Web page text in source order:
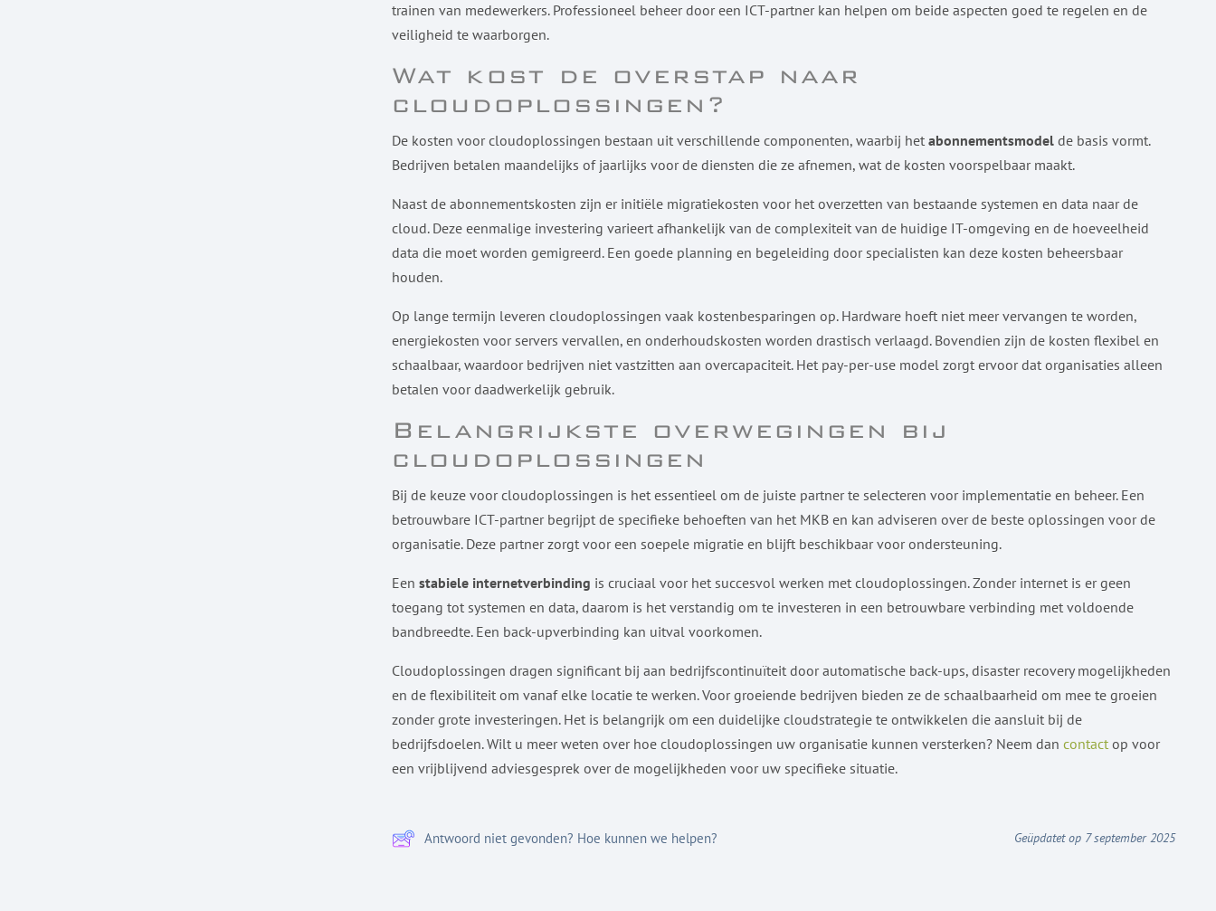
trainen van medewerkers. Professioneel beheer door een ICT-partner kan helpen om beide aspecten goed te regelen en de
veiligheid te waarborgen.
Wat kost de overstap naar
cloudoplossingen?
De kosten voor cloudoplossingen bestaan uit verschillende componenten, waarbij hetabonnementsmodel de basis vormt.
Bedrijven betalen maandelijks of jaarlijks voor de diensten die ze afnemen, wat de kosten voorspelbaar maakt.
Naast de abonnementskosten zijn er initiële migratiekosten voor het overzetten van bestaande systemen en data naar de
cloud. Deze eenmalige investering varieert afhankelijk van de complexiteit van de huidige IT-omgeving en de hoeveelheid
data die moet worden gemigreerd. Een goede planning en begeleiding door specialisten kan deze kosten beheersbaar
houden.
Op lange termijn leveren cloudoplossingen vaak kostenbesparingen op. Hardware hoeft niet meer vervangen te worden,
energiekosten voor servers vervallen, en onderhoudskosten worden drastisch verlaagd. Bovendien zijn de kosten flexibel en
schaalbaar, waardoor bedrijven niet vastzitten aan overcapaciteit. Het pay-per-use model zorgt ervoor dat organisaties alleen
betalen voor daadwerkelijk gebruik.
Belangrijkste overwegingen bij
cloudoplossingen
Bij de keuze voor cloudoplossingen is het essentieel om de juiste partner te selecteren voor implementatie en beheer. Een
betrouwbare ICT-partner begrijpt de specifieke behoeften van het MKB en kan adviseren over de beste oplossingen voor de
organisatie. Deze partner zorgt voor een soepele migratie en blijft beschikbaar voor ondersteuning.
Eenstabiele internetverbinding is cruciaal voor het succesvol werken met cloudoplossingen. Zonder internet is er geen
toegang tot systemen en data, daarom is het verstandig om te investeren in een betrouwbare verbinding met voldoende
bandbreedte. Een back-upverbinding kan uitval voorkomen.
Cloudoplossingen dragen significant bij aan bedrijfscontinuïteit door automatische back-ups, disaster recovery mogelijkheden
en de flexibiliteit om vanaf elke locatie te werken. Voor groeiende bedrijven bieden ze de schaalbaarheid om mee te groeien
zonder grote investeringen. Het is belangrijk om een duidelijke cloudstrategie te ontwikkelen die aansluit bij de
bedrijfsdoelen. Wilt u meer weten over hoe cloudoplossingen uw organisatie kunnen versterken? Neem dancontact op voor
een vrijblijvend adviesgesprek over de mogelijkheden voor uw specifieke situatie.
Antwoord niet gevonden? Hoe kunnen we helpen? Geüpdatet op 7 september 2025